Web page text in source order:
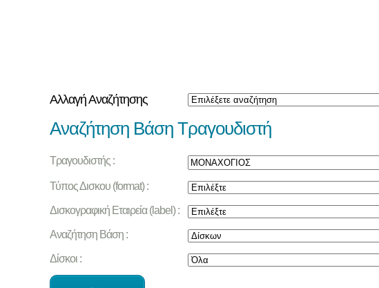
Αλλαγή Αναζήτησης
Αναζήτηση Βάση Τραγουδιστή
Τραγουδιστής :
Τύπος Δισκου (format) :
Δισκογραφική Εταιρεία (label) :
Αναζήτηση Βάση :
Δίσκοι :